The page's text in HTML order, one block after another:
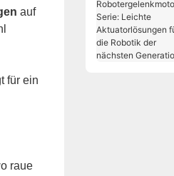
auf
für ein
raue